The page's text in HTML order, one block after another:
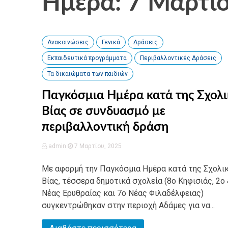
Ανακοινώσεις Γενικά Δράσεις
Εκπαιδευτικά προγράμματα Περιβαλλοντικές Δράσεις
Τα δικαιώματα των παιδιών
Παγκόσμια Ημέρα κατά της
Βίας σε συνδυασμό με
περιβαλλοντική δράση
admin 7 Μαρτίου, 2025
Με αφορμή την Παγκόσμια Ημέρα κατά της
Βίας, τέσσερα δημοτικά σχολεία (8ο Κηφισιάς, 2ο
Νέας Ερυθραίας και 7ο Νέας Φιλαδέλφειας)
συγκεντρώθηκαν στην περιοχή Αδάμες για να...